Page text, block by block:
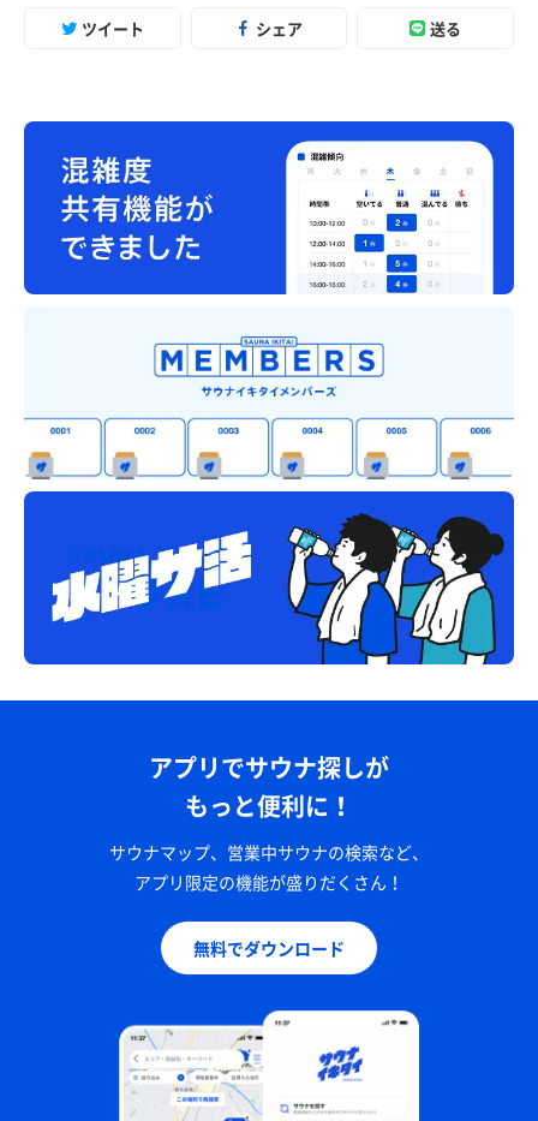
ツイート シェア 送る
アプリでサウナ探しが
もっと便利に！
サウナマップ、営業中サウナの検索など、
アプリ限定の機能が盛りだくさん！
無料でダウンロード